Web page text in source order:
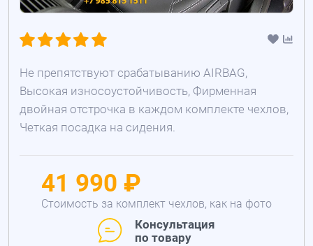
Не препятствуют срабатыванию AIRBAG,
Высокая износоустойчивость, Фирменная
двойная отстрочка в каждом комплекте чехлов,
Четкая посадка на сидения.
41 990 ₽
Стоимость за комплект чехлов, как на фото
Консультация
по товару